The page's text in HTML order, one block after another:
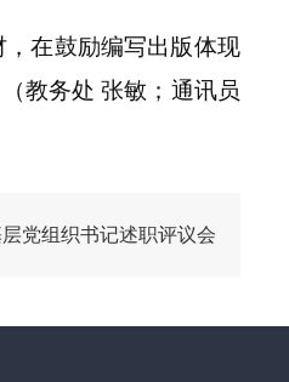
在鼓励编写出版体现
教务处 张敏；通讯员
党组织书记述职评议会